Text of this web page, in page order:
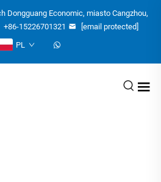
Dongguang Economic, miasto Cangzhou,
+86-15226701321
[email protected]
PL